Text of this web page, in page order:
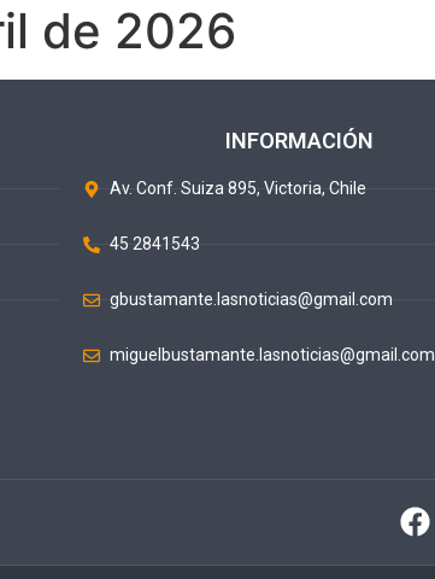
de 2026
INFORMACIÓN
Av. Conf. Suiza 895, Victoria, Chile
45 2841543
gbustamante.lasnoticias@gmail.com
miguelbustamante.lasnoticias@gmail.com